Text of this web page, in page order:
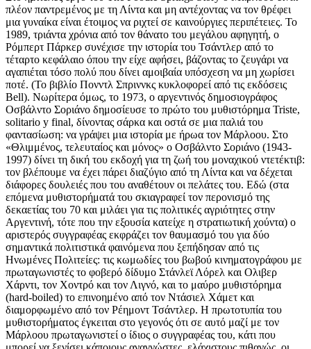
πλέον παντρεμένος με τη Λίντα και μη αντέχοντας να τον θρέφει
μια γυναίκα είναι έτοιμος να ριχτεί σε καινούργιες περιπέτειες. Το
1989, τριάντα χρόνια από τον θάνατο του μεγάλου αφηγητή, ο
Ρόμπερτ Πάρκερ συνέχισε την ιστορία του Τσάντλερ από το
τέταρτο κεφάλαιο όπου την είχε αφήσει, βάζοντας το ζευγάρι να
αγαπιέται τόσο πολύ που δίνει αμοιβαία υπόσχεση να μη χωρίσει
ποτέ. (Το βιβλίο Πονντλ Σπριννκς κυκλοφορεί από τις εκδόσεις
Bell). Νωρίτερα όμως, το 1973, ο αργεντινός δημοσιογράφος
Οσβάλντο Σοριάνο δημοσίευσε το πρώτο του μυθιστόρημα Triste,
solitario y final, δίνοντας σάρκα και οστά σε μια παλιά του
φαντασίωση: να γράψει μια ιστορία με ήρωα τον Μάρλοου. Στο
«Θλιμμένος, τελευταίος και μόνος» ο Οσβάλντο Σοριάνο (1943-
1997) δίνει τη δική του εκδοχή για τη ζωή του μοναχικού ντετέκτιβ:
τον βλέπουμε να έχει πάρει διαζύγιο από τη Λίντα και να δέχεται
διάφορες δουλειές που του αναθέτουν οι πελάτες του. Εδώ (στα
επόμενα μυθιστορήματά του σκιαγραφεί τον περονισμό της
δεκαετίας του 70 και μιλάει για τις πολιτικές αγριότητες στην
Αργεντινή, τότε που την εξουσία κατείχε η στρατιωτική χούντα) ο
αριστερός συγγραφέας εκφράζει τον θαυμασμό του για δύο
σημαντικά πολιτιστικά φαινόμενα που ξεπήδησαν από τις
Ηνωμένες Πολιτείες: τις κωμωδίες του βωβού κινηματογράφου με
πρωταγωνιστές το φοβερό δίδυμο Στάνλεϊ Λόρελ και Ολιβερ
Χάρντι, τον Χοντρό και τον Λιγνό, και το μαύρο μυθιστόρημα
(hard-boiled) το επινοημένο από τον Ντάσιελ Χάμετ και
διαμορφωμένο από τον Ρέημοντ Τσάντλερ. Η πρωτοτυπία του
μυθιστορήματος έγκειται στο γεγονός ότι σε αυτό μαζί με τον
Μάρλοου πρωταγωνιστεί ο ίδιος ο συγγραφέας του, κάτι που